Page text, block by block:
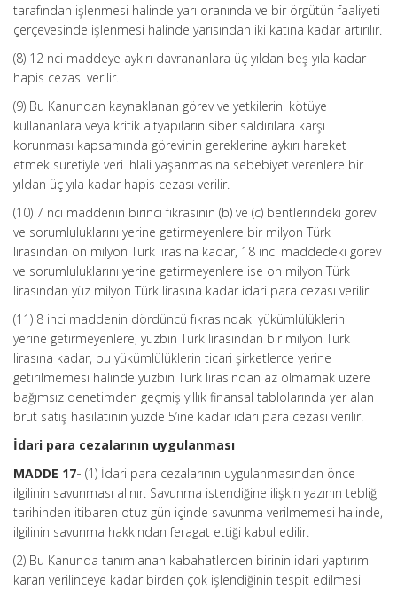
tarafından işlenmesi halinde yarı oranında ve bir örgütün faaliyeti
çerçevesinde işlenmesi halinde yarısından iki katına kadar artırılır.
(8) 12 nci maddeye aykırı davrananlara üç yıldan beş yıla kadar
hapis cezası verilir.
(9) Bu Kanundan kaynaklanan görev ve yetkilerini kötüye
kullananlara veya kritik altyapıların siber saldırılara karşı
korunması kapsamında görevinin gereklerine aykırı hareket
etmek suretiyle veri ihlali yaşanmasına sebebiyet verenlere bir
yıldan üç yıla kadar hapis cezası verilir.
(10) 7 nci maddenin birinci fıkrasının (b) ve (c) bentlerindeki görev
ve sorumluluklarını yerine getirmeyenlere bir milyon Türk
lirasından on milyon Türk lirasına kadar, 18 inci maddedeki görev
ve sorumluluklarını yerine getirmeyenlere ise on milyon Türk
lirasından yüz milyon Türk lirasına kadar idari para cezası verilir.
(11) 8 inci maddenin dördüncü fıkrasındaki yükümlülüklerini
yerine getirmeyenlere, yüzbin Türk lirasından bir milyon Türk
lirasına kadar, bu yükümlülüklerin ticari şirketlerce yerine
getirilmemesi halinde yüzbin Türk lirasından az olmamak üzere
bağımsız denetimden geçmiş yıllık finansal tablolarında yer alan
brüt satış hasılatının yüzde 5’ine kadar idari para cezası verilir.
İdari para cezalarının uygulanması
MADDE 17- (1) İdari para cezalarının uygulanmasından önce
ilgilinin savunması alınır. Savunma istendiğine ilişkin yazının tebliğ
tarihinden itibaren otuz gün içinde savunma verilmemesi halinde,
ilgilinin savunma hakkından feragat ettiği kabul edilir.
(2) Bu Kanunda tanımlanan kabahatlerden birinin idari yaptırım
kararı verilinceye kadar birden çok işlendiğinin tespit edilmesi